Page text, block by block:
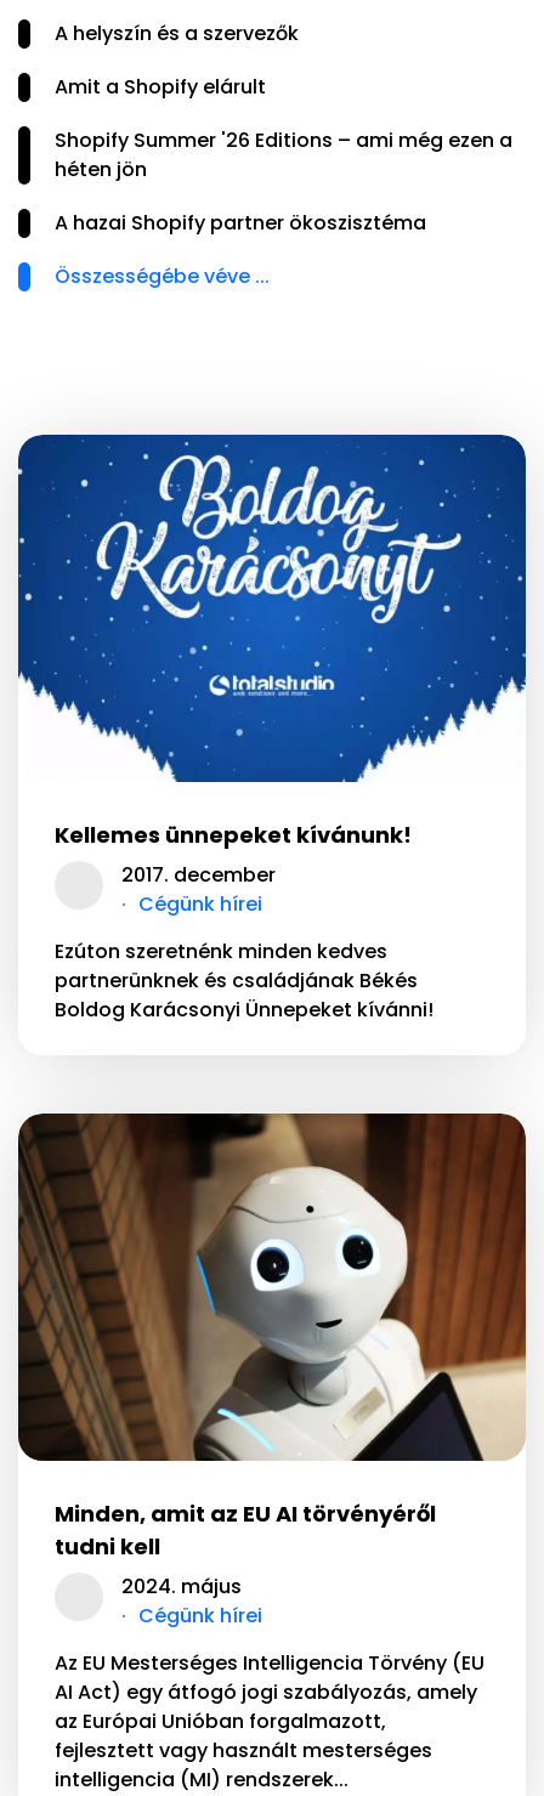
A helyszín és a szervezők
Amit a Shopify elárult
Shopify Summer '26 Editions – ami még ezen a
héten jön
A hazai Shopify partner ökoszisztéma
Összességébe véve ...
Kellemes ünnepeket kívánunk!
2017. december
Cégünk hírei
Ezúton szeretnénk minden kedves
partnerünknek és családjának Békés
Boldog Karácsonyi Ünnepeket kívánni!
Minden, amit az EU AI törvényéről
tudni kell
2024. május
Cégünk hírei
Az EU Mesterséges Intelligencia Törvény (EU
AI Act) egy átfogó jogi szabályozás, amely
az Európai Unióban forgalmazott,
fejlesztett vagy használt mesterséges
intelligencia (MI) rendszerek...